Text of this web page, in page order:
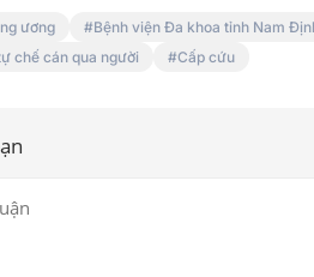
ương Bệnh viện Đa khoa tỉnh Nam
chế cán qua người
Cấp cứu